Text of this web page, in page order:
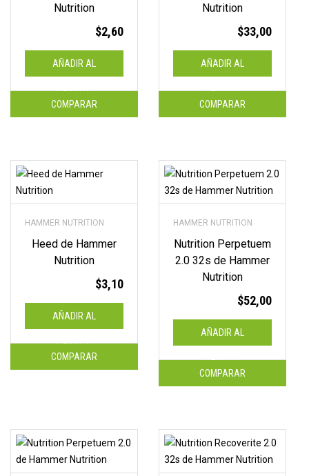
Nutrition
$2,60
AÑADIR AL
CARRITO
COMPARAR
Nutrition
$33,00
AÑADIR AL
CARRITO
COMPARAR
HAMMER NUTRITION
Heed de Hammer
Nutrition
$3,10
AÑADIR AL
CARRITO
COMPARAR
HAMMER NUTRITION
Nutrition Perpetuem
2.0 32s de Hammer
Nutrition
$52,00
AÑADIR AL
CARRITO
COMPARAR